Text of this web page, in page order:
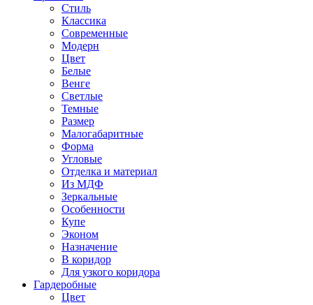
Стиль
Классика
Современные
Модерн
Цвет
Белые
Венге
Светлые
Темные
Размер
Малогабаритные
Форма
Угловые
Отделка и материал
Из МДФ
Зеркальные
Особенности
Купе
Эконом
Назначение
В коридор
Для узкого коридора
Гардеробные
Цвет